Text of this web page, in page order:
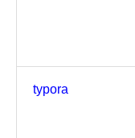
typora